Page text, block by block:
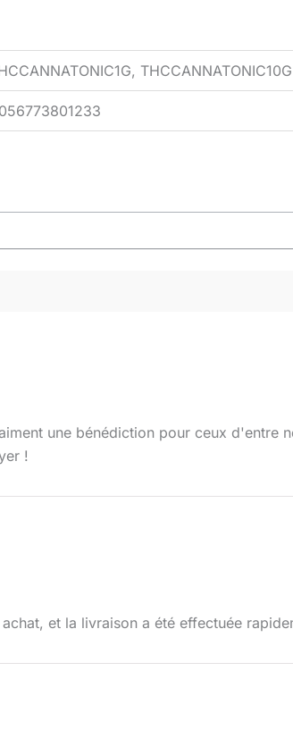
THCCANNATONIC10G
une bénédiction pour ceux
!
et la livraison a été effectuée